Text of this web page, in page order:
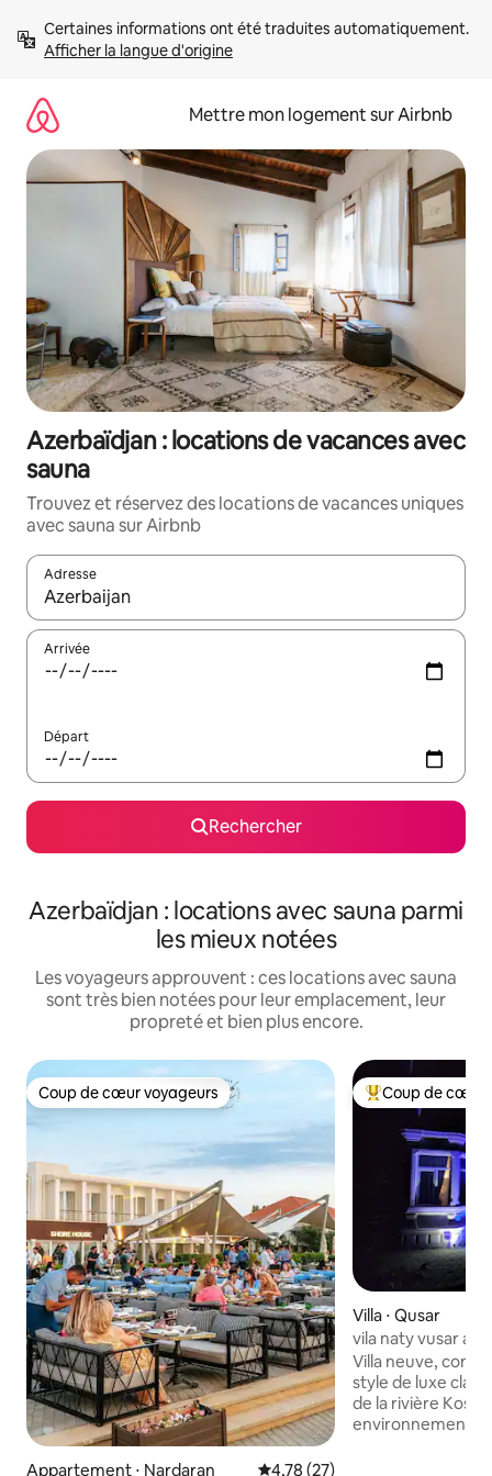
directement
Afficher la langue d'origine
Mettre mon logement sur Airbnb
Azerbaïdjan : locations de vacances avec
sauna
Trouvez et réservez des locations de vacances uniques
avec sauna sur Airbnb
Adresse
Lorsque les résultats s'affichent, utilisez les flèches vers le
Arrivée
Départ
Rechercher
Azerbaïdjan : locations avec sauna parmi
les mieux notées
Les voyageurs approuvent : ces locations avec sauna
sont très bien notées pour leur emplacement, leur
propreté et bien plus encore.
Coup de cœur voyageurs
Coup de cœur voyageurs
Appartement ⋅ Nardaran Évaluation moyenne sur la
4,78 (27)
Coups de cœur
Coup de cœur
Villa ⋅ Qusar
vila naty vusar
Villa neuve,
style de luxe
de la rivière
environnement